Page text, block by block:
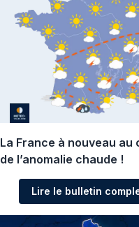
La France à nouveau
de l’anomalie chaude !
Lire le bulletin